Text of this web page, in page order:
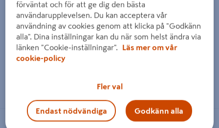
förväntat och för att ge dig den bästa
användarupplevelsen. Du kan acceptera vår
användning av cookies genom att klicka på "Godkänn
alla". Dina inställningar kan du när som helst ändra via
länken "Cookie-inställningar".
Läs mer om vår
cookie-policy
Fler val
Endast nödvändiga Godkänn alla